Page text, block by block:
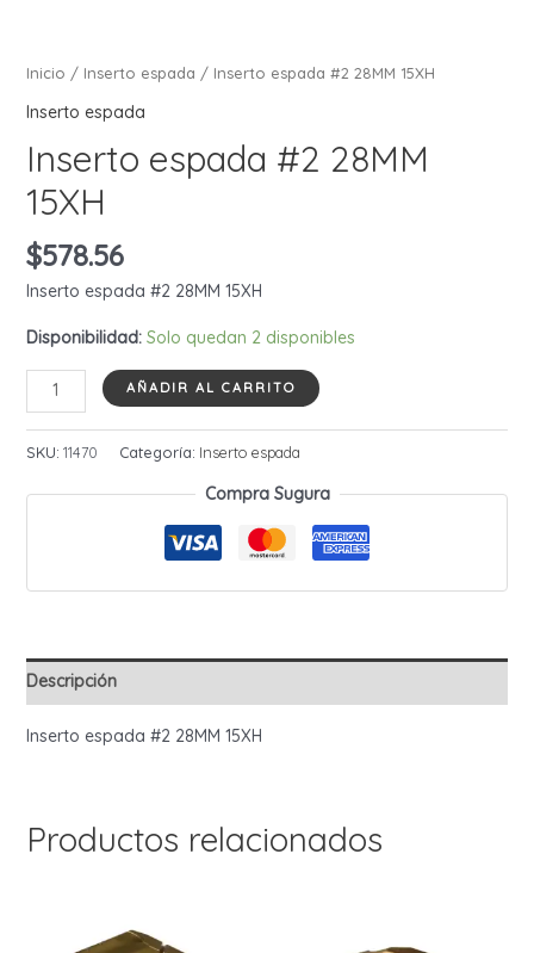
Inicio / Inserto espada / Inserto espada #2 28MM 15XH
Inserto espada
Inserto espada #2 28MM
15XH
$578.56
Inserto espada #2 28MM 15XH
Disponibilidad: Solo quedan 2 disponibles
Inserto
espada
#2
15XH
AÑADIR AL CARRITO
SKU: 11470 Categoría: Inserto espada
Compra Sugura
Descripción
Inserto espada #2 28MM 15XH
Productos relacionados